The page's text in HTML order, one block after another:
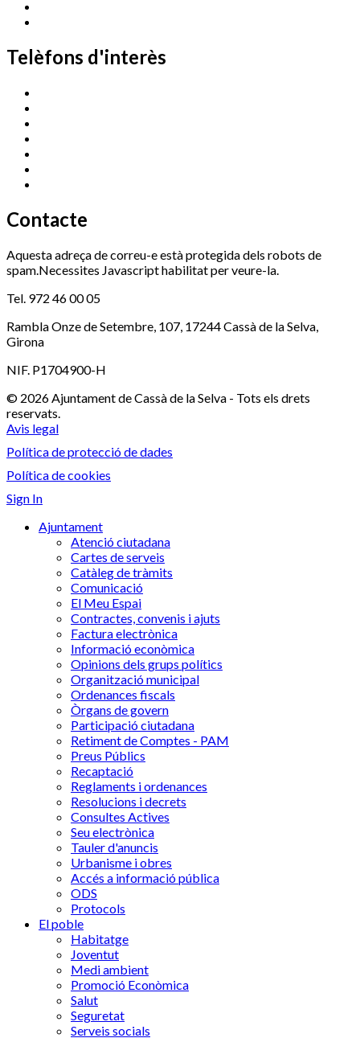
Telèfons d'interès
Contacte
Aquesta adreça de correu-e està protegida dels robots de
spam.Necessites Javascript habilitat per veure-la.
Tel. 972 46 00 05
Rambla Onze de Setembre, 107, 17244 Cassà de la Selva,
Girona
NIF. P1704900-H
© 2026 Ajuntament de Cassà de la Selva - Tots els drets
reservats.
Avis legal
Política de protecció de dades
Política de cookies
Sign In
Ajuntament
Atenció ciutadana
Cartes de serveis
Catàleg de tràmits
Comunicació
El Meu Espai
Contractes, convenis i ajuts
Factura electrònica
Informació econòmica
Opinions dels grups polítics
Organització municipal
Ordenances fiscals
Òrgans de govern
Participació ciutadana
Retiment de Comptes - PAM
Preus Públics
Recaptació
Reglaments i ordenances
Resolucions i decrets
Consultes Actives
Seu electrònica
Tauler d'anuncis
Urbanisme i obres
Accés a informació pública
ODS
Protocols
El poble
Habitatge
Joventut
Medi ambient
Promoció Econòmica
Salut
Seguretat
Serveis socials